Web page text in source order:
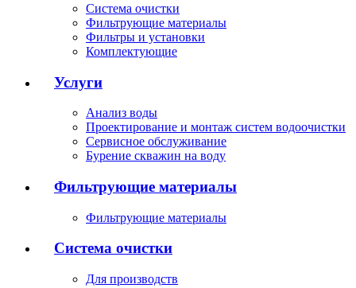
Система очистки
Фильтрующие материалы
Фильтры и установки
Комплектующие
Услуги
Анализ воды
Проектирование и монтаж систем водоочистки
Сервисное обслуживание
Бурение скважин на воду
Фильтрующие материалы
Фильтрующие материалы
Система очистки
Для производств